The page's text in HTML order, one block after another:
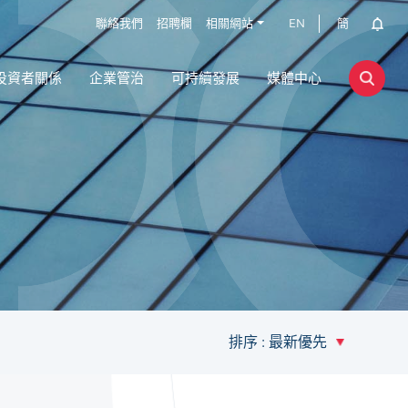
聯絡我們 招聘欄 相關網站 EN 簡
資者關係 企業管治 可持續發展 媒體中心
排序 : 最新優先